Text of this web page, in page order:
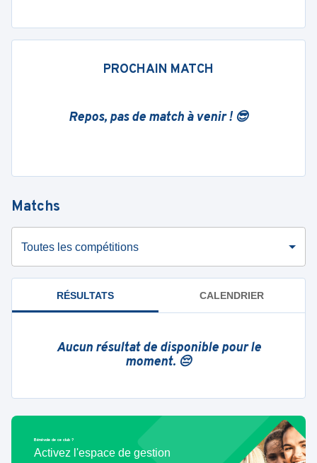
PROCHAIN MATCH
Repos, pas de match à venir ! 😎
Matchs
Toutes les compétitions
RÉSULTATS CALENDRIER
Aucun résultat de disponible pour le
moment. 😔
Bénévole de ce club ?
Activez l'espace de gestion